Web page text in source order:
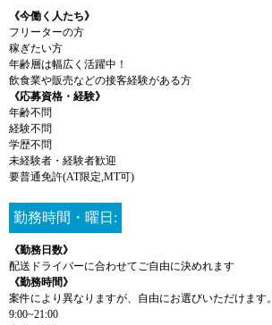
《今働く人たち》
フリーターの方
稼ぎたい方
年齢層は幅広く活躍中！
飲食業や販売などの接客経験がある方
《応募資格・経験》
年齢不問
経験不問
学歴不問
未経験者・経験者歓迎
要普通免許(AT限定,MT可)
勤務時間・曜日:
《勤務日数》
配送ドライバーに合わせてご自由に決めれます
《勤務時間》
案件により異なりますが、自由にお選びいただけます。
9:00~21:00